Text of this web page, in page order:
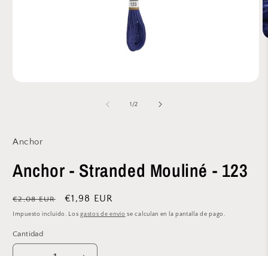
ventana
1 /de
2
Anchor
Anchor - Stranded Mouliné - 123
Precio
habitual
€2,08 EUR
Precio
de
€1,98 EUR
Impuesto incluido. Losgastos de envío se calculan en la pantalla de pago.
Cantidad